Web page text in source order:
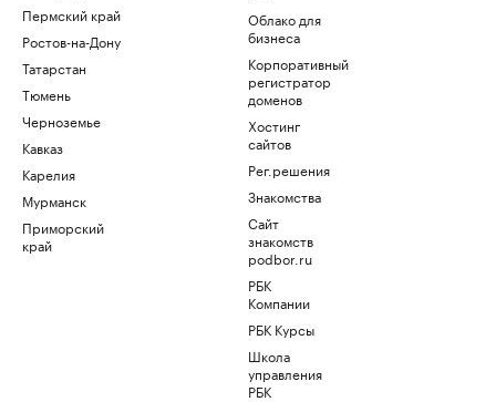
Пермский край
Ростов-на-Дону
Татарстан
Тюмень
Черноземье
Кавказ
Карелия
Мурманск
Приморский
край
Облако для
бизнеса
Корпоративный
регистратор
доменов
Хостинг
сайтов
Рег.решения
Знакомства
Сайт
знакомств
podbor.ru
РБК
Компании
РБК Курсы
Школа
управления
РБК